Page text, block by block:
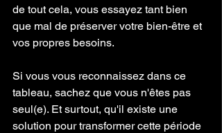
de tout cela, vous essayez tant bien
que mal de préserver votre bien-être et
vos propres besoins.
Si vous vous reconnaissez dans ce
tableau, sachez que vous n'êtes pas
seul(e). Et surtout, qu'il existe une
solution pour transformer cette période